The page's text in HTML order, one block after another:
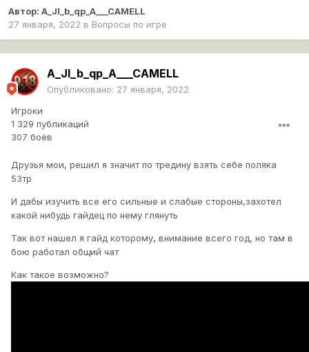
Автор: A_JI_b_qp_A___CAMELL
27 января, 2022 в Вопросы по игре
A_JI_b_qp_A___CAMELL
Опубликовано: 27 января, 2022
Игроки
1 329 публикаций
307 боёв
Друзья мои, решил я значит по тредину взять себе поляка
53тр
И дабы изучить все его сильные и слабые стороны,захотел
какой нибудь гайдец по нему глянуть
Так вот нашел я гайд которому, внимание всего год, но там в
бою работал общий чат
Как такое возможно?